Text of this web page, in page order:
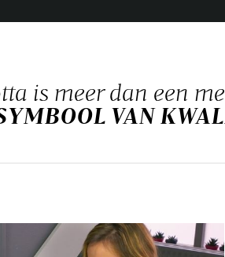
is meer dan een
VAN